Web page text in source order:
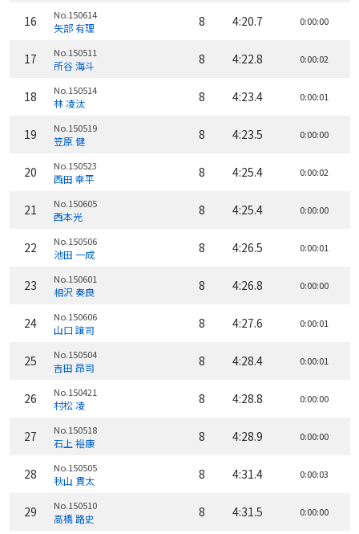
16 No.150614
矢部 有理 8 4:20.7 0:00:00
17 No.150511
所谷 海斗 8 4:22.8 0:00:02
18 No.150514
林 凌汰 8 4:23.4 0:00:01
19 No.150519
笠原 健 8 4:23.5 0:00:00
20 No.150523
西田 幸平 8 4:25.4 0:00:02
21 No.150605
西本光 8 4:25.4 0:00:00
22 No.150506
池田 一成 8 4:26.5 0:00:01
23 No.150601
相沢 奏良 8 4:26.8 0:00:00
24 No.150606
山口 譲司 8 4:27.6 0:00:01
25 No.150504
吉田 昂司 8 4:28.4 0:00:01
26 No.150421
村松 凌 8 4:28.8 0:00:00
27 No.150518
石上 裕康 8 4:28.9 0:00:00
28 No.150505
秋山 貫太 8 4:31.4 0:00:03
29 No.150510
高橋 路史 8 4:31.5 0:00:00